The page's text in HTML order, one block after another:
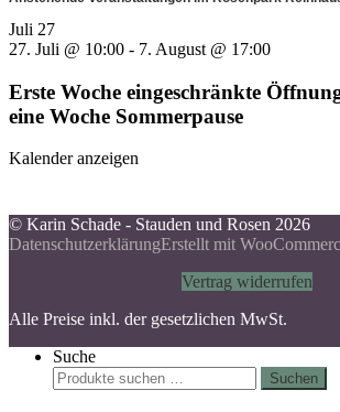
Juli 27
27. Juli @ 10:00 - 7. August @ 17:00
Erste Woche eingeschränkte
eine Woche Sommerpause
Kalender anzeigen
© Karin Schade - Stauden und Rosen 2026
DatenschutzerklärungErstellt mit
Vertrag widerrufen
Alle Preise inkl. der gesetzlichen MwSt.
Suche
Suchen
nach:
Suchen